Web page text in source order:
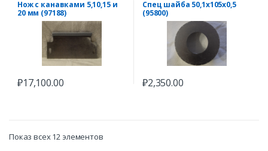
Нож с канавками 5,10,15 и
20 мм (97188)
₽17,100.00
Спец шайба 50,1x105x0,5
(95800)
₽2,350.00
Показ всех 12 элементов